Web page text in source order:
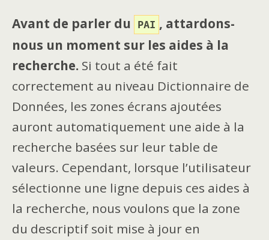
Avant de parler du
PAI , attardons-
nous un moment sur les aides à la
recherche. Si tout a été fait
correctement au niveau Dictionnaire de
Données, les zones écrans ajoutées
auront automatiquement une aide à la
recherche basées sur leur table de
valeurs. Cependant, lorsque l’utilisateur
sélectionne une ligne depuis ces aides à
la recherche, nous voulons que la zone
du descriptif soit mise à jour en